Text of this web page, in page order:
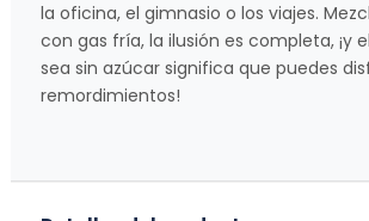
la oficina, el gimnasio o los viajes.
con gas fría, la ilusión es completa, ¡y
sea sin azúcar significa que puedes
remordimientos!